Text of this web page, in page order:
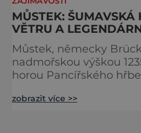
MŮSTEK: ŠUMAVSKÁ
VĚTRU A
Můstek, německy
nadmořskou výškou
horou Pancířského
Šumavy. Přestože
zobrazit více >>